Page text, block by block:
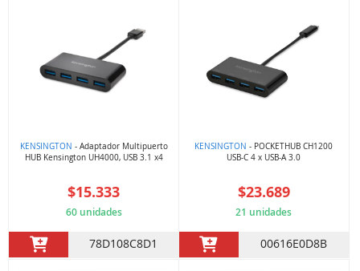
KENSINGTON - Adaptador Multipuerto
HUB Kensington UH4000, USB 3.1 x4
$15.333
60 unidades
78D108C8D1
KENSINGTON - POCKETHUB CH1200
USB-C 4 x USB-A 3.0
$23.689
21 unidades
00616E0D8B